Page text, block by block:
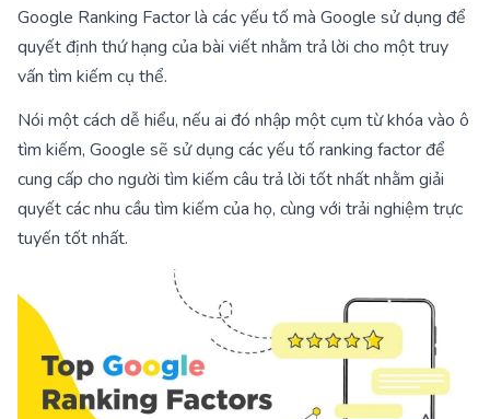
Google Ranking Factor là các yếu tố mà Google sử dụng để
quyết định thứ hạng của bài viết nhằm trả lời cho một truy
vấn tìm kiếm cụ thể.
Nói một cách dễ hiểu, nếu ai đó nhập một cụm từ khóa vào ô
tìm kiếm, Google sẽ sử dụng các yếu tố ranking factor để
cung cấp cho người tìm kiếm câu trả lời tốt nhất nhằm giải
quyết các nhu cầu tìm kiếm của họ, cùng với trải nghiệm trực
tuyến tốt nhất.